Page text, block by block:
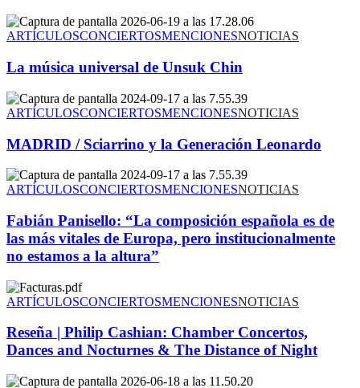
ARTÍCULOSCONCIERTOSMENCIONESNOTICIAS
La música universal de Unsuk Chin
ARTÍCULOSCONCIERTOSMENCIONESNOTICIAS
MADRID / Sciarrino y la Generación Leonardo
ARTÍCULOSCONCIERTOSMENCIONESNOTICIAS
Fabián Panisello: “La composición española es de
las más vitales de Europa, pero institucionalmente
no estamos a la altura”
ARTÍCULOSCONCIERTOSMENCIONESNOTICIAS
Reseña | Philip Cashian: Chamber Concertos,
Dances and Nocturnes & The Distance of Night